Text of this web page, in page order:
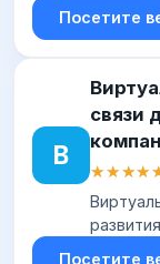
Посетите
В
связи
Посетите